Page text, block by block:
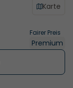
Fairer Preis
Premium
Karte